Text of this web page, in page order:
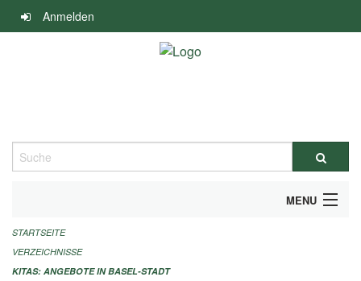
Navigation
überspringen
Anmelden
Suche
MENU
ALLGEMEINE INFORMATIONEN
IMPRESSUM
STARTSEITE
VERZEICHNISSE
KITAS: ANGEBOTE IN BASEL-STADT